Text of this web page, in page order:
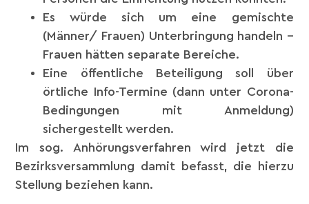
Es würde sich um eine gemischte
(Männer/ Frauen) Unterbringung handeln –
Frauen hätten separate Bereiche.
Eine öffentliche Beteiligung soll über
örtliche Info-Termine (dann unter Corona-
Bedingungen mit Anmeldung)
sichergestellt werden.
Im sog. Anhörungsverfahren wird jetzt die
Bezirksversammlung damit befasst, die hierzu
Stellung beziehen kann.